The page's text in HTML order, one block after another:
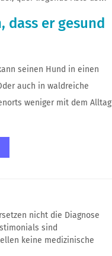
dass er gesund
seinen Hund in einen
auch in waldreiche
weniger mit dem Alltag
nicht die Diagnose
sind
keine medizinische